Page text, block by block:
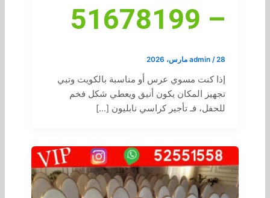
– 51678199
admin /28 مارس، 2026
إذا كنت مسوي عرس أو مناسبة بالكويت وتبي
تجهيز المكان يكون أنيق ويعطي شكل فخم
للحفل، فـ تأجير كراسي نابليون […]